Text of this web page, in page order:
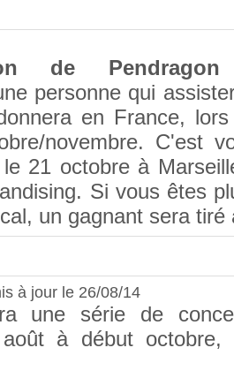
de Pendragon
personne qui
en France,
novembre. C'est
21 octobre à
Si vous êtes
un gagnant sera tiré
à jour le 26/08/14
une série de
à début